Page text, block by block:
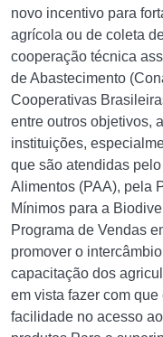
novo incentivo para
agrícola ou de coleta
cooperação técnica
de Abastecimento
Cooperativas
entre outros objetivos,
instituições,
que são atendidas
Alimentos (PAA), pela
Mínimos para a
Programa de Vendas
promover o
capacitação dos
em vista fazer com
facilidade no acesso